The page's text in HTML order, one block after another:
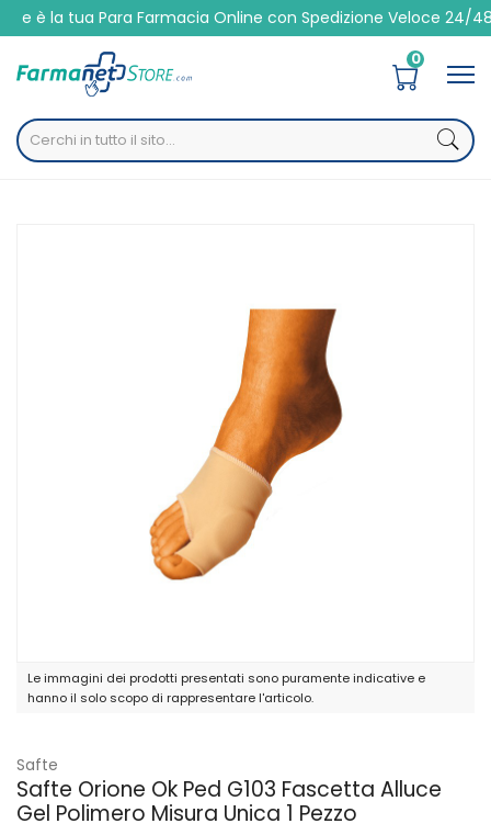
Farmacia Online con Spedizione Veloce 24/48h
0
Le immagini dei prodotti presentati sono puramente indicative e
hanno il solo scopo di rappresentare l'articolo.
Safte
Safte Orione Ok Ped G103 Fascetta Alluce
Gel Polimero Misura Unica 1 Pezzo